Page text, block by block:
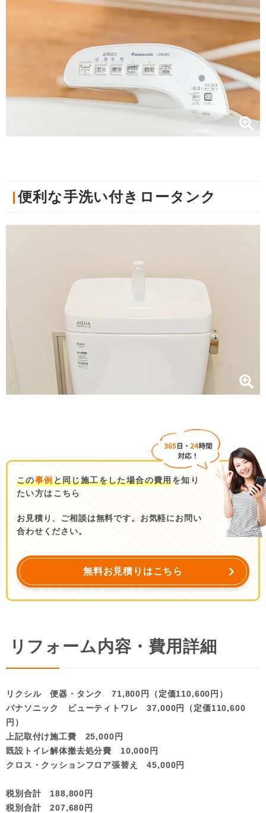
便利な手洗い付きロータンク
この事例と同じ施工をした場合の費用を知り
たい方はこちら
お見積り、ご相談は無料です。お気軽にお問い
合わせください。
無料お見積りはこちら
リフォーム内容・費用詳細
リクシル 便器・タンク 71,800円（定価110,600円）
パナソニック ビューティトワレ 37,000円（定価110,600
円）
上記取付け施工費 25,000円
既設トイレ解体撤去処分費 10,000円
クロス・クッションフロア張替え 45,000円
税別合計 188,800円
税別合計 207,680円